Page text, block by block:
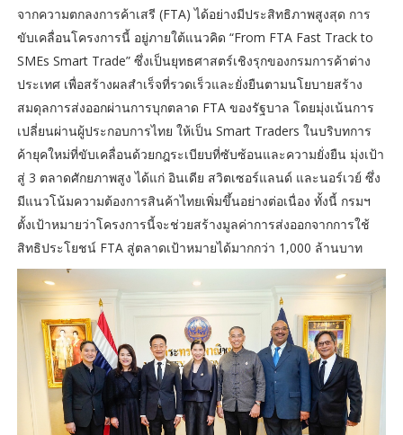
จากความตกลงการค้าเสรี (FTA) ได้อย่างมีประสิทธิภาพสูงสุด การ
ขับเคลื่อนโครงการนี้ อยู่ภายใต้แนวคิด “From FTA Fast Track to
SMEs Smart Trade” ซึ่งเป็นยุทธศาสตร์เชิงรุกของกรมการค้าต่าง
ประเทศ เพื่อสร้างผลสำเร็จที่รวดเร็วและยั่งยืนตามนโยบายสร้าง
สมดุลการส่งออกผ่านการบุกตลาด FTA ของรัฐบาล โดยมุ่งเน้นการ
เปลี่ยนผ่านผู้ประกอบการไทย ให้เป็น Smart Traders ในบริบทการ
ค้ายุคใหม่ที่ขับเคลื่อนด้วยกฎระเบียบที่ซับซ้อนและความยั่งยืน มุ่งเป้า
สู่ 3 ตลาดศักยภาพสูง ได้แก่ อินเดีย สวิตเซอร์แลนด์ และนอร์เวย์ ซึ่ง
มีแนวโน้มความต้องการสินค้าไทยเพิ่มขึ้นอย่างต่อเนื่อง ทั้งนี้ กรมฯ
ตั้งเป้าหมายว่าโครงการนี้จะช่วยสร้างมูลค่าการส่งออกจากการใช้
สิทธิประโยชน์ FTA สู่ตลาดเป้าหมายได้มากกว่า 1,000 ล้านบาท